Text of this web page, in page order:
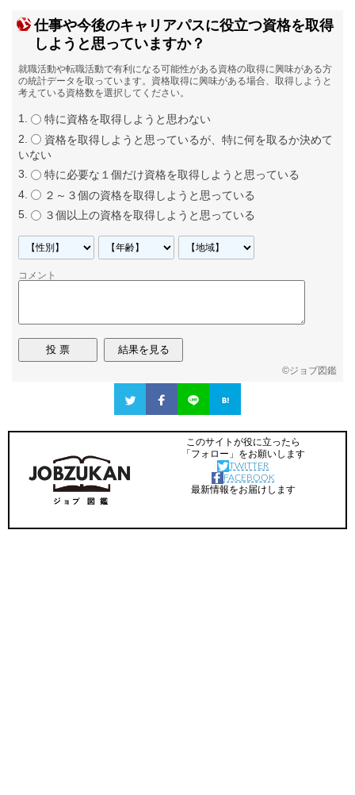
仕事や今後のキャリアパスに役立つ資格を取得
しようと思っていますか？
就職活動や転職活動で有利になる可能性がある資格の取得に興味がある方
の統計データを取っています。資格取得に興味がある場合、取得しようと
考えている資格数を選択してください。
特に資格を取得しようと思わない
資格を取得しようと思っているが、特に何を取るか決めて
いない
特に必要な１個だけ資格を取得しようと思っている
２～３個の資格を取得しようと思っている
３個以上の資格を取得しようと思っている
コメント
©ジョブ図鑑
このサイトが役に立ったら
「フォロー」をお願いします
TWITTER
FACEBOOK
最新情報をお届けします